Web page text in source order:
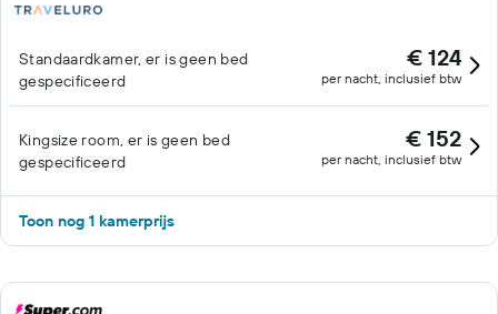
Standaardkamer, er is geen bed
gespecificeerd
€ 124
per nacht, inclusief btw
Kingsize room, er is geen bed
gespecificeerd
€ 152
per nacht, inclusief btw
Toon nog 1 kamerprijs